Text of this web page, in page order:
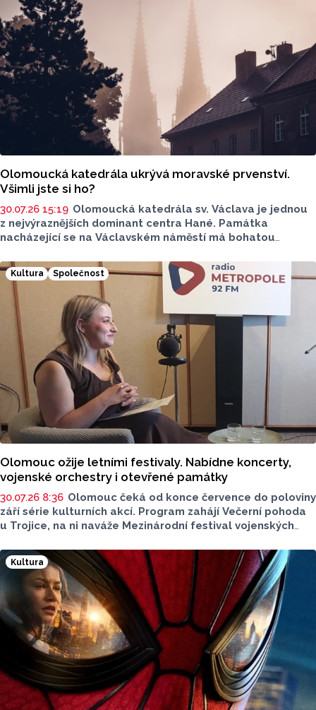
Olomoucká katedrála ukrývá moravské prvenství.
Všimli jste si ho?
30.07.26 15:19 Olomoucká katedrála sv. Václava je jednou
z nejvýraznějších dominant centra Hané. Památka
nacházející se na Václavském náměstí má bohatou
něco málo z historie současné národní kulturní památky.
Kultura Společnost
Olomouc ožije letními festivaly. Nabídne koncerty,
vojenské orchestry i otevřené památky
30.07.26 8:36 Olomouc čeká od konce července do poloviny
září série kulturních akcí. Program zahájí Večerní pohoda
u Trojice, na ni naváže Mezinárodní festival vojenských
Většina programu se uskuteční na Horním náměstí,
koncerty Večerní pohody budou zdarma. Více o akcích
sdělila v podcastu Radia Metropole Tomáše Gottwalda
referentka oddělení organizace společenských akcí
města Olomouce Anna Šmídková.
Kultura